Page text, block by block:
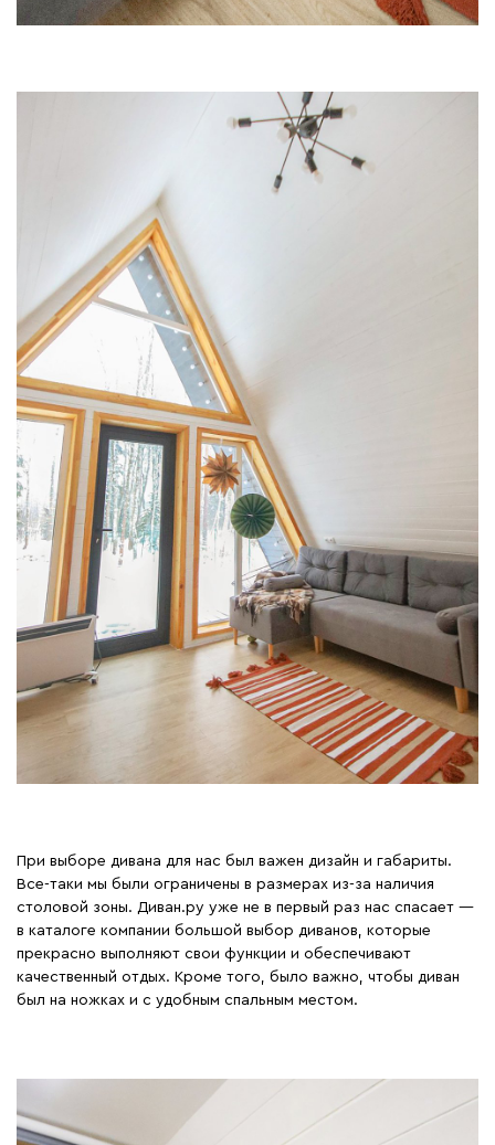
При выборе дивана для нас был важен дизайн и габариты.
Все-таки мы были ограничены в размерах из-за наличия
столовой зоны. Диван.ру уже не в первый раз нас спасает —
в каталоге компании большой выбор диванов, которые
прекрасно выполняют свои функции и обеспечивают
качественный отдых. Кроме того, было важно, чтобы диван
был на ножках и с удобным спальным местом.